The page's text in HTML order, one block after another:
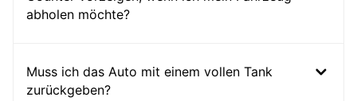
abholen möchte?
Muss ich das Auto mit einem vollen Tank
zurückgeben?